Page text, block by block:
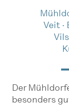
Veit ·
Der
besonders